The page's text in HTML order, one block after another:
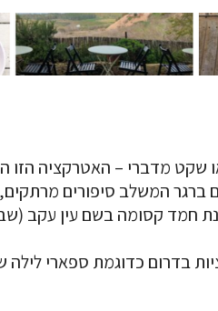
מדברי – האטרקציה הזו
ברגר המשלב סיפורים
חמד קסומה בשם עין עקב
בדרום כדוגמת ספארי לילה